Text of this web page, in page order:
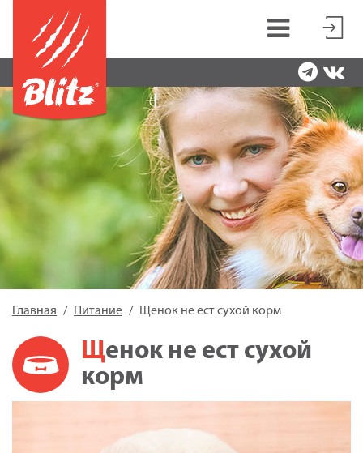
Главная Питание Щенок не ест сухой корм
Щенок не ест сухой
корм